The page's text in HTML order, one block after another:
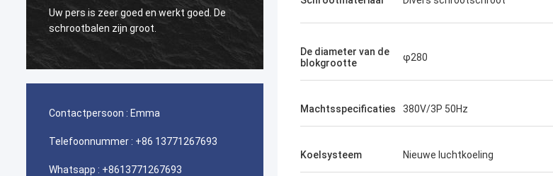
Uw pers is zeer goed en werkt goed. De
schrootbalen zijn groot.
De persmachine werkt zeer goed.
Contactpersoon : Emma
Telefoonnummer : +86 13771267693
Whatsapp : +8613771267693
De diameter van de
blokgrootte
φ280
Machtsspecificaties 380V/3P 50Hz
Koelsysteem Nieuwe luchtkoeling